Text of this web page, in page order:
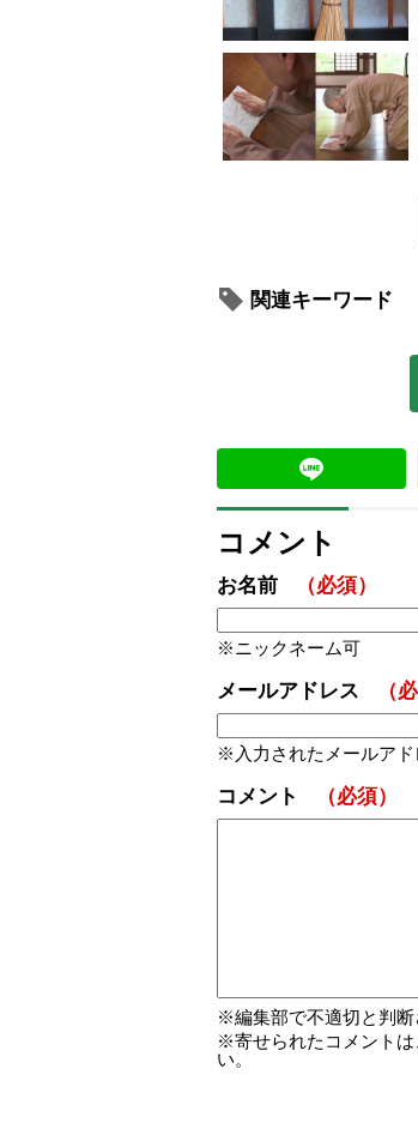
関連キーワード
コメント
お名前 （必須）
ニックネーム可
メールアドレス （
入力されたメールア
コメント （必須）
編集部で不適切と判断
寄せられたコメント
い。